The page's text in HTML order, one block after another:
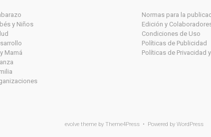
y Niños
Mamá
Normas para la
Edición y
Condiciones de Uso
Políticas de Publicidad
Políticas de Privacidad
evolve theme by Theme4Press • Powered by WordPress